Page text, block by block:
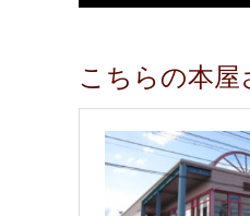
こちらの本